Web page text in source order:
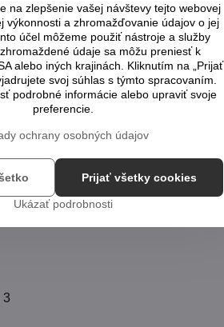
3
na zlepšenie vašej návštevy tejto webovej
výkonnosti a zhromažďovanie údajov o jej
účel môžeme použiť nástroje a služby
údaje sa môžu preniesť k
alebo iných krajinách. Kliknutím na „Prijať
svoj súhlas s týmto spracovaním.
podrobné informácie alebo upraviť svoje
preferencie.
ochrany osobných údajov
Ukázať podrobnosti
Prijať všetky cookies